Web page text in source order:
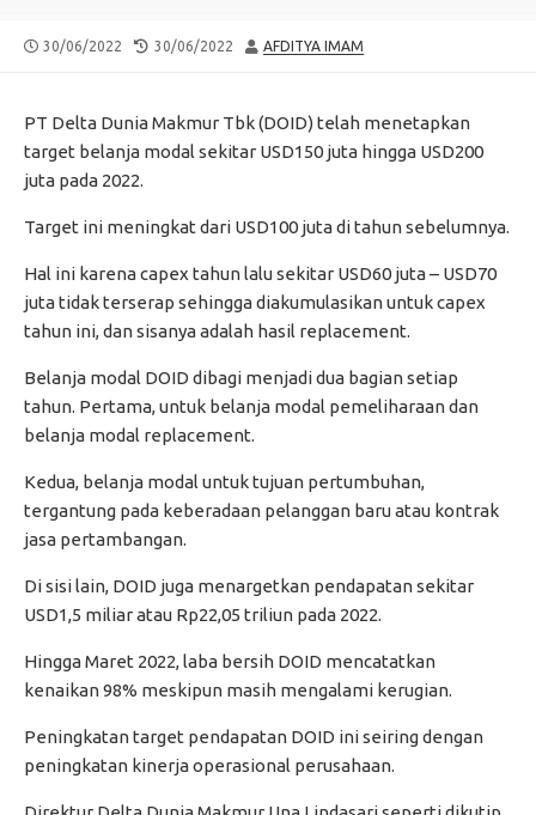
PUBLISHED
30/06/2022
LAST
30/06/2022 AUTHOR
AFDITYA IMAM
PT Delta Dunia Makmur Tbk (DOID) telah menetapkan
target belanja modal sekitar USD150 juta hingga USD200
juta pada 2022.
Target ini meningkat dari USD100 juta di tahun sebelumnya.
Hal ini karena capex tahun lalu sekitar USD60 juta – USD70
juta tidak terserap sehingga diakumulasikan untuk capex
tahun ini, dan sisanya adalah hasil replacement.
Belanja modal DOID dibagi menjadi dua bagian setiap
tahun. Pertama, untuk belanja modal pemeliharaan dan
belanja modal replacement.
Kedua, belanja modal untuk tujuan pertumbuhan,
tergantung pada keberadaan pelanggan baru atau kontrak
jasa pertambangan.
Di sisi lain, DOID juga menargetkan pendapatan sekitar
USD1,5 miliar atau Rp22,05 triliun pada 2022.
Hingga Maret 2022, laba bersih DOID mencatatkan
kenaikan 98% meskipun masih mengalami kerugian.
Peningkatan target pendapatan DOID ini seiring dengan
peningkatan kinerja operasional perusahaan.